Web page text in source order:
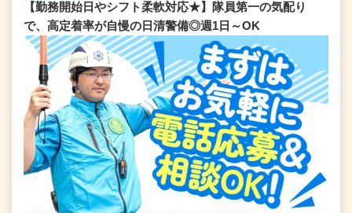
【勤務開始日やシフト柔軟対応★】隊員第一の気配り
で、高定着率が自慢の日清警備◎週1日～OK